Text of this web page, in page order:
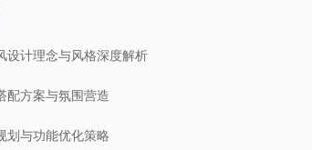
设计理念与风格深度解析
配方案与氛围营造
划与功能优化策略